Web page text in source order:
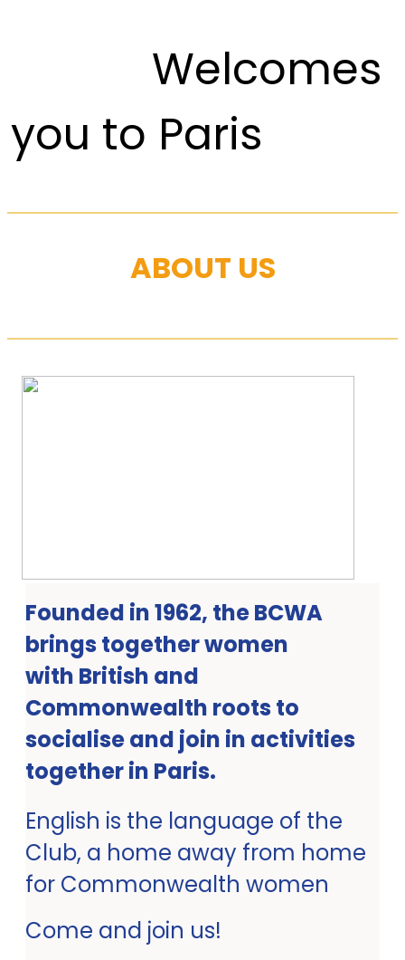
Welcomes
you to Paris
ABOUT US
Founded in 1962, the BCWA
brings together women
with British and
Commonwealth roots to
socialise and join in activities
together in Paris.
English is the language of the
Club, a home away from home
for Commonwealth women
Come and join us!